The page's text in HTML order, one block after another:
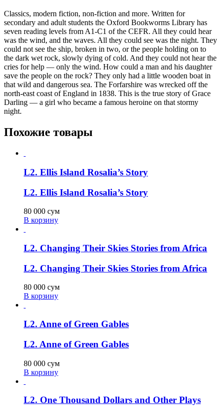
Classics, modern fiction, non-fiction and more. Written for
secondary and adult students the Oxford Bookworms Library has
seven reading levels from A1-C1 of the CEFR. All they could hear
was the wind, and the waves. All they could see was the night. They
could not see the ship, broken in two, or the people holding on to
the dark wet rock, slowly dying of cold. And they could not hear the
cries for help — only the wind. How could a man and his daughter
save the people on the rock? They only had a little wooden boat in
that wild and dangerous sea. The Forfarshire was wrecked off the
north-east coast of England in 1838. This is the true story of Grace
Darling — a girl who became a famous heroine on that stormy
night.
Похожие товары
L2. Ellis Island Rosalia’s Story
L2. Ellis Island Rosalia’s Story
80 000 сум
В корзину
L2. Changing Their Skies Stories from Africa
L2. Changing Their Skies Stories from Africa
80 000 сум
В корзину
L2. Anne of Green Gables
L2. Anne of Green Gables
80 000 сум
В корзину
L2. One Thousand Dollars and Other Plays